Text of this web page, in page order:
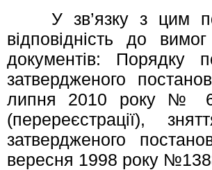
У зв’язку з цим
відповідність до
документів: Порядку
затвердженого
липня 2010 року №
(перереєстрації),
затвердженого
вересня 1998 року